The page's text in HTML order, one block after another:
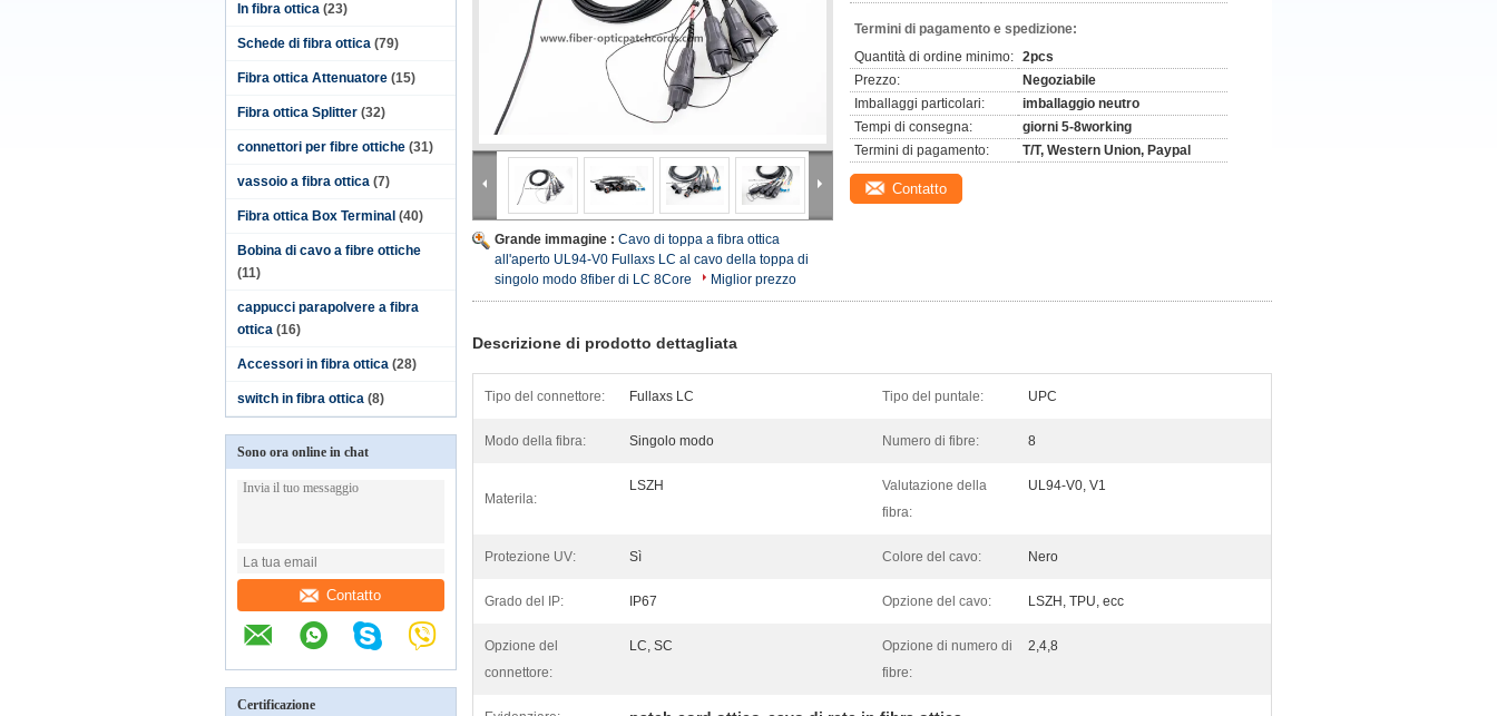
In fibra ottica (23)
Schede di fibra ottica (79)
Fibra ottica Attenuatore (15)
Fibra ottica Splitter (32)
connettori per fibre ottiche (31)
vassoio a fibra ottica (7)
Fibra ottica Box Terminal (40)
Bobina di cavo a fibre ottiche
(11)
cappucci parapolvere a fibra
ottica (16)
Accessori in fibra ottica (28)
switch in fibra ottica (8)
Sono ora online in chat
Contatto
Certificazione
Grande immagine : Cavo di toppa a fibra ottica
all'aperto UL94-V0 Fullaxs LC al cavo della toppa di
singolo modo 8fiber di LC 8Core
Miglior prezzo
Termini di pagamento e spedizione:
Quantità di ordine minimo: 2pcs
Prezzo:
Negoziabile
Imballaggi particolari:
imballaggio neutro
Tempi di consegna:
giorni 5-8working
Termini di pagamento:
T/T, Western Union, Paypal
Contatto
Descrizione di prodotto dettagliata
Tipo del connettore: Fullaxs LC Tipo del puntale: UPC
Modo della fibra: Singolo modo Numero di fibre: 8
Materila:
LSZH
Valutazione della
fibra:
UL94-V0, V1
Protezione UV: Sì Colore del cavo: Nero
Grado del IP: IP67 Opzione del cavo: LSZH, TPU, ecc
Opzione del
connettore:
LC, SC
Opzione di numero di
fibre:
2,4,8